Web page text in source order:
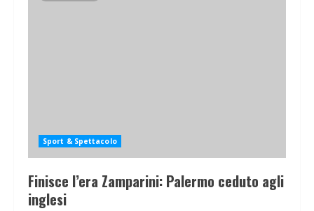
Sport & Spettacolo
Finisce l’era Zamparini: Palermo ceduto agli
inglesi